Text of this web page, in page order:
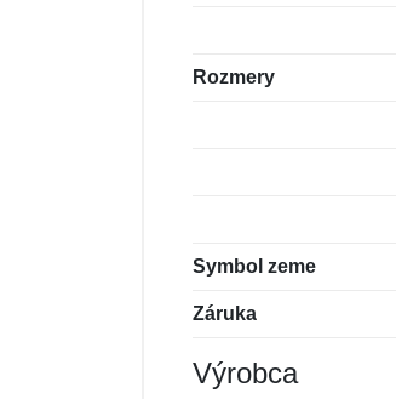
Rozmery
Symbol zeme
Záruka
Výrobca